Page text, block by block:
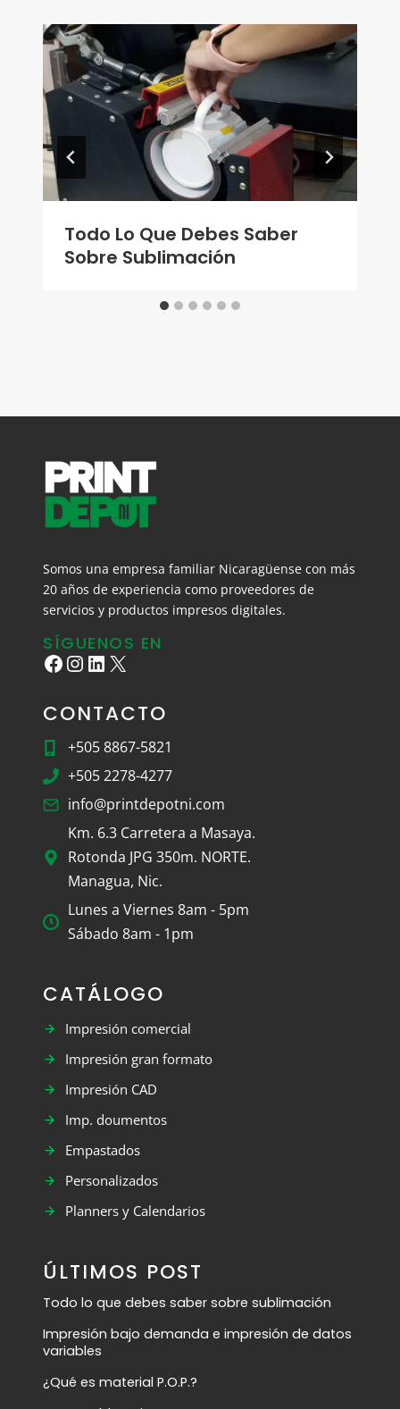
Todo Lo Que Debes Saber
Sobre Sublimación
Somos una empresa familiar Nicaragüense con más
20 años de experiencia como proveedores de
servicios y productos impresos digitales.
SÍGUENOS EN
Facebook
Instagram
LinkedIn
X
CONTACTO
+505 8867-5821
+505 2278-4277
info@printdepotni.com
Km. 6.3 Carretera a Masaya.
Rotonda JPG 350m. NORTE.
Managua, Nic.
Lunes a Viernes 8am - 5pm
Sábado 8am - 1pm
CATÁLOGO
Impresión comercial
Impresión gran formato
Impresión CAD
Imp. doumentos
Empastados
Personalizados
Planners y Calendarios
ÚLTIMOS POST
Todo lo que debes saber sobre sublimación
Impresión bajo demanda e impresión de datos
variables
¿Qué es material P.O.P.?